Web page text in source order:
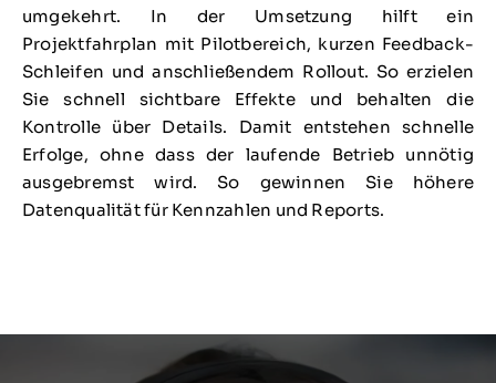
umgekehrt. In der Umsetzung hilft ein
Projektfahrplan mit Pilotbereich, kurzen Feedback-
Schleifen und anschließendem Rollout. So erzielen
Sie schnell sichtbare Effekte und behalten die
Kontrolle über Details. Damit entstehen schnelle
Erfolge, ohne dass der laufende Betrieb unnötig
ausgebremst wird. So gewinnen Sie höhere
Datenqualität für Kennzahlen und Reports.